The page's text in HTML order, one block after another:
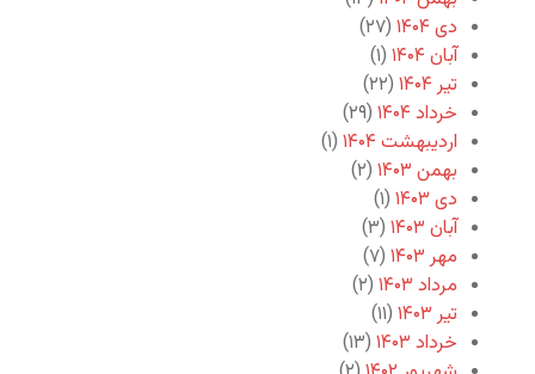
دی ۱۴۰۴
(۲۷)
آبان ۱۴۰۴
(۱)
تیر ۱۴۰۴
(۲۲)
خرداد ۱۴۰۴
(۲۹)
اردیبهشت ۱۴۰۴
(۱)
بهمن ۱۴۰۳
(۲)
دی ۱۴۰۳
(۱)
آبان ۱۴۰۳
(۳)
مهر ۱۴۰۳
(۷)
مرداد ۱۴۰۳
(۲)
تیر ۱۴۰۳
(۱۱)
خرداد ۱۴۰۳
(۱۳)